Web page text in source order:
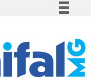
Participe
Acesso à informação